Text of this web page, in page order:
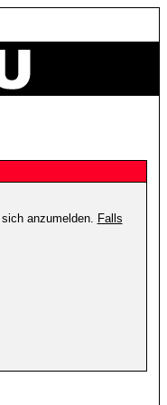
anzumelden. Falls